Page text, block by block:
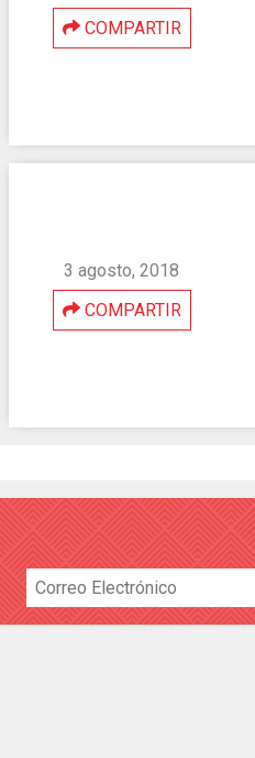
COMPARTIR
3 agosto, 2018
COMPARTIR